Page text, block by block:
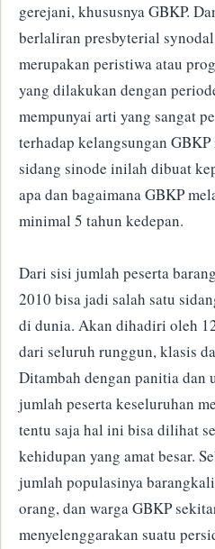
gerejani, khususnya GBKP.
berlaliran presbyterial
merupakan peristiwa atau
yang dilakukan dengan
mempunyai arti yang sangat
terhadap kelangsungan
sidang sinode inilah dibuat
apa dan bagaimana GBKP
minimal 5 tahun kedepan.
Dari sisi jumlah peserta
2010 bisa jadi salah satu
di dunia. Akan dihadiri oleh
dari seluruh runggun, klasis
Ditambah dengan panitia dan
jumlah peserta keseluruhan
tentu saja hal ini bisa dilihat
kehidupan yang amat besar.
jumlah populasinya
orang, dan warga GBKP
menyelenggarakan suatu